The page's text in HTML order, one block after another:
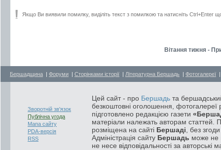
Якщо Ви виявили помилку, виділіть текст з помилкою та натисніть Ctrl+Enter
Вітання тижня -
Бершадщина | Форуми | Сторінками історії | Літературна Бершадь | Фотогалереї
Зворотній зв'язок
Публічна угода
Мапа сайту
PDA-версія
RSS
Цей сайт - про Бершадь та
безкоштовні оголошення, фотогалереї
підготовлено редакцією газети
матеріали належать авторам статтей.
розміщена на сайті Бершаді , без
Адміністрація сайту Бершадь може не
не несе відповідальності за авторські